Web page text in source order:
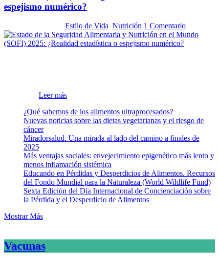
Estado actual de la tercera edad en Venezuela En Venezuela la
¡MiradorSalud celebra doble! Por primera vez en la historia desde su
fundación, solo mujeres ocuparán los carg...
Serie: Consciencia e Inteligencia
Artificial. Segundo artículo: ¿Qué aporta
la tradición budista a esta discusión?
El artículo ¿Estamos hablando de inteligencia o de experiencia?
primero de esta serie, surgió a raíz del nuevo...
¿Los veinte años de regalo?
espejismo numérico?
Estilo de Vida Nutrición 1 Comentario
Leer más
¿Qué sabemos de los alimentos ultraprocesados?
Nuevas noticias sobre las dietas vegetarianas y el riesgo de
cáncer
Miradorsalud. Una mirada al lado del camino a finales de
2025
Más ventajas sociales: envejecimiento epigenético más lento y
menos inflamación sistémica
Educando en Pérdidas y Desperdicios de Alimentos. Recursos
del Fondo Mundial para la Naturaleza (World Wildlife Fund)
Sexta Edición del Día Internacional de Concienciación sobre
la Pérdida y el Desperdicio de Alimentos
Mostrar Más
Vacunas